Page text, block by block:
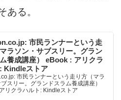
ある。
市民ランナーという走
ラソン・サブスリー。グラン
養成講座） eBook : アリクラ
Kindleストア
市民ランナーという走り方（マラ
スリー。グランドスラム養成講座）
リクラハルト: Kindleストア